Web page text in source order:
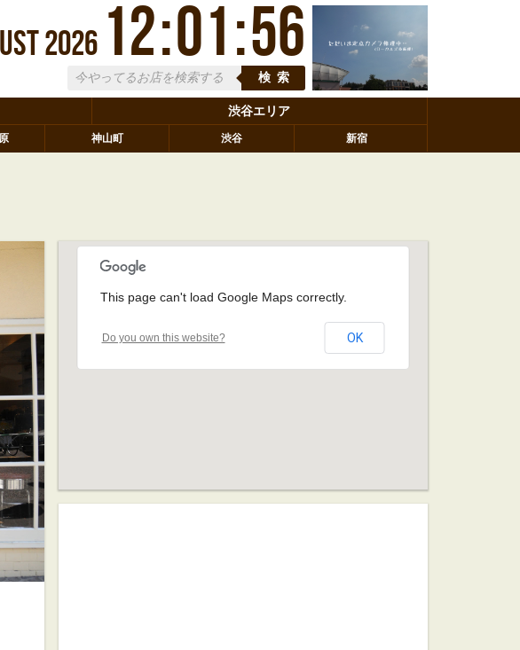
2026 12:01:56
検索
渋谷エリア
神山町 渋谷 新宿
This page can't load Google Maps correctly.
Do you own this website? OK